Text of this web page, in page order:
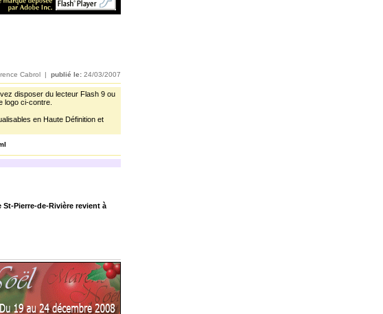
Cabrol | publié le: 24/03/2007
disposer du lecteur Flash 9 ou
logo ci-contre.
en Haute Définition et
Pierre-de-Rivière revient à